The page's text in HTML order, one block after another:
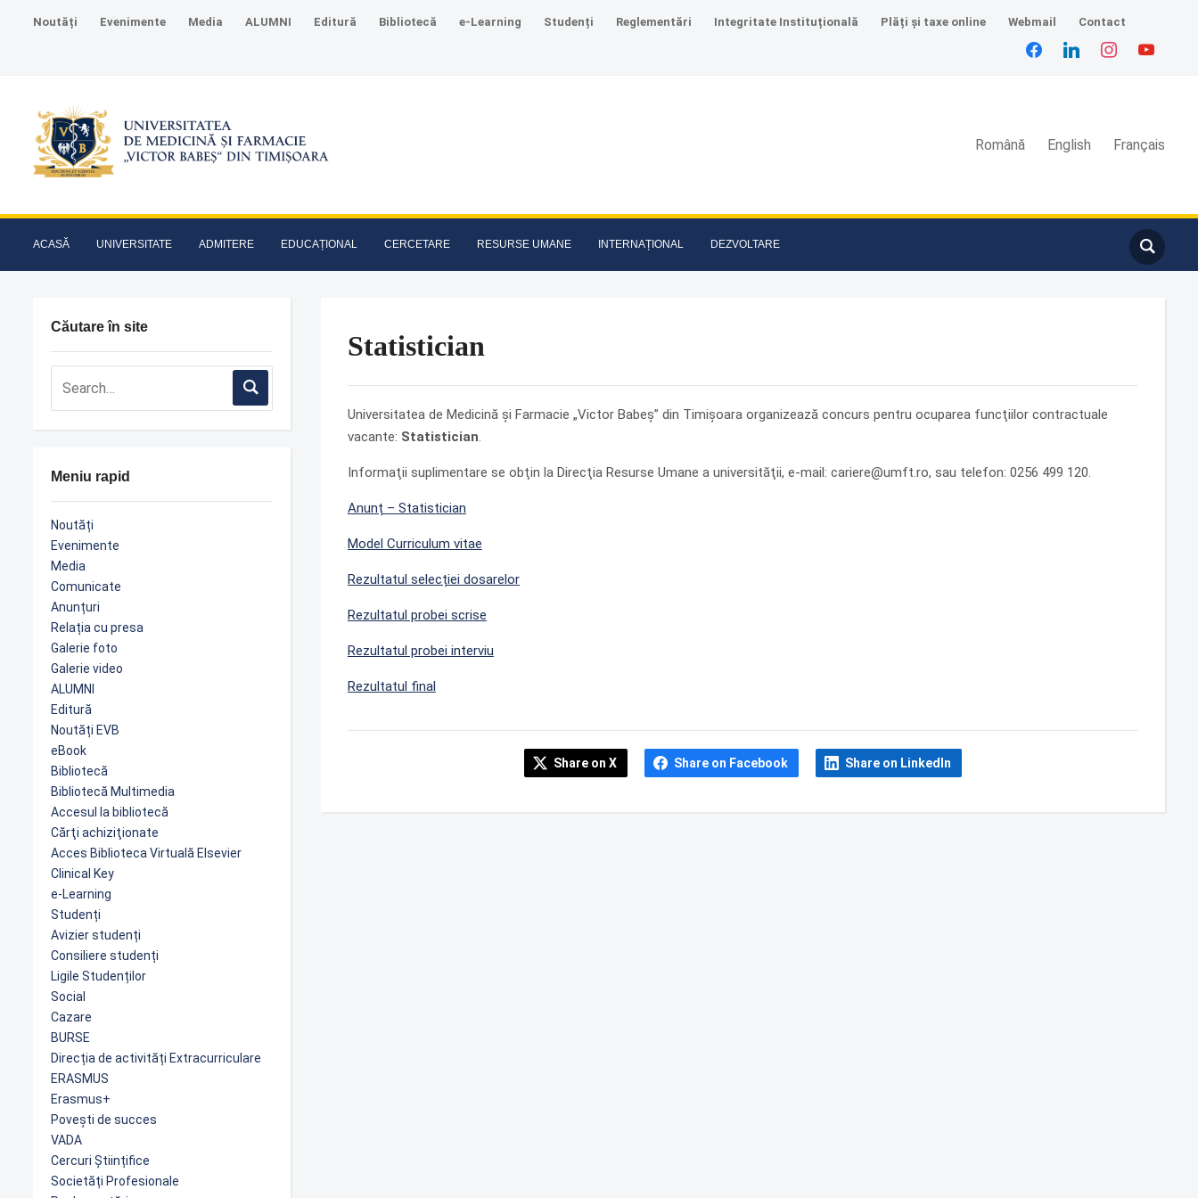
Noutăți Evenimente Media ALUMNI Editură Bibliotecă e-Learning Studenți Reglementări Integritate Instituțională Plăți și taxe online Webmail Contact
facebooklinkedin instagramyoutube
Română English Français
ACASĂ UNIVERSITATE ADMITERE EDUCAȚIONAL CERCETARE RESURSE UMANE INTERNAȚIONAL DEZVOLTARE
Căutare în site
Meniu rapid
Noutăți
Evenimente
Media
Comunicate
Anunțuri
Relația cu presa
Galerie foto
Galerie video
ALUMNI
Editură
Noutăți EVB
eBook
Bibliotecă
Bibliotecă Multimedia
Accesul la bibliotecă
Cărţi achiziţionate
Acces Biblioteca Virtuală Elsevier
Clinical Key
e-Learning
Studenți
Avizier studenți
Consiliere studenți
Ligile Studenților
Social
Cazare
BURSE
Direcția de activități Extracurriculare
ERASMUS
Erasmus+
Povești de succes
VADA
Cercuri Științifice
Societăți Profesionale
Statistician
Universitatea de Medicină şi Farmacie „Victor Babeş” din Timişoara organizează concurs pentru ocuparea funcţiilor contractuale
vacante: Statistician.
Informaţii suplimentare se obţin la Direcţia Resurse Umane a universităţii, e-mail: cariere@umft.ro, sau telefon: 0256 499 120.
Anunț – Statistician
Model Curriculum vitae
Rezultatul selecției dosarelor
Rezultatul probei scrise
Rezultatul probei interviu
Rezultatul final
Share on X Share on Facebook Share on LinkedIn